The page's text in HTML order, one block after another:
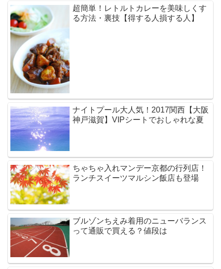
超簡単！レトルトカレーを美味しくす
る方法・裏技【得する人損する人】
ナイトプール大人気！2017関西【大阪
神戸滋賀】VIPシートでおしゃれな夏
ちゃちゃ入れマンデー京都の行列店！
ランチスイーツマルシン飯店も登場
ブルゾンちえみ着用のニューバランス
って通販で買える？値段は